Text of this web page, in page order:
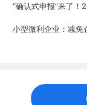
“确认式申报”来了！
小型微利企业：减免